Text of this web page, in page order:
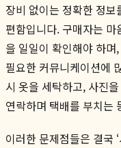
장비 없이는 정확한 정
편함입니다. 구매자는
을 일일이 확인해야 하
필요한 커뮤니케이션에
시 옷을 세탁하고, 사진
연락하며 택배를 부치는
이러한 문제점들은 결국